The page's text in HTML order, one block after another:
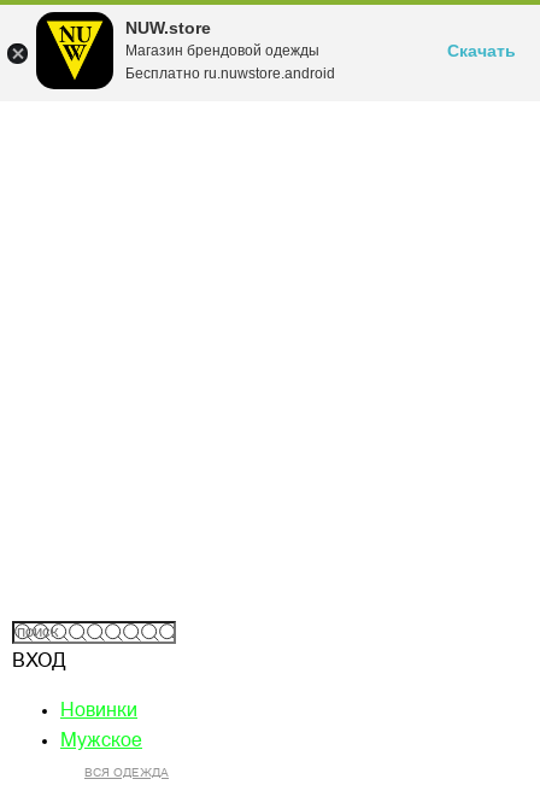
NUW.store
Магазин брендовой одежды
Бесплатно ru.nuwstore.android
Скачать
ВХОД
Новинки
Мужское
ВСЯ ОДЕЖДА